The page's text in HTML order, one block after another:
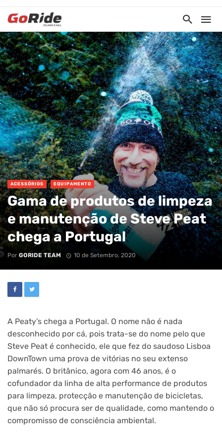
ACESSÓRIOS EQUIPAMENTO
Gama de produtos de limpeza
e manutenção de Steve Peat
chega a Portugal
Por GORIDE TEAM 10 de Setembro, 2020
A Peaty’s chega a Portugal. O nome não é nada
desconhecido por cá, pois trata-se do nome pelo que
Steve Peat é conhecido, ele que fez do saudoso Lisboa
DownTown uma prova de vitórias no seu extenso
palmarés. O britânico, agora com 46 anos, é o
cofundador da linha de alta performance de produtos
para limpeza, protecção e manutenção de bicicletas,
que não só procura ser de qualidade, como mantendo o
compromisso de consciência ambiental.